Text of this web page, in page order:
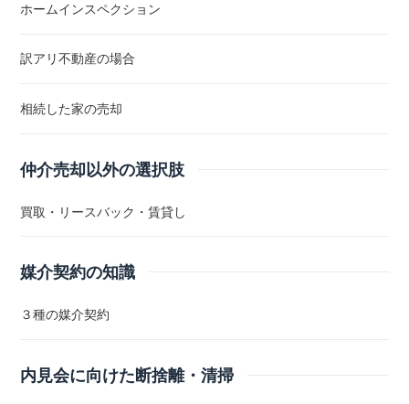
ホームインスペクション
訳アリ不動産の場合
相続した家の売却
仲介売却以外の選択肢
買取・リースバック・賃貸し
媒介契約の知識
３種の媒介契約
内見会に向けた断捨離・清掃